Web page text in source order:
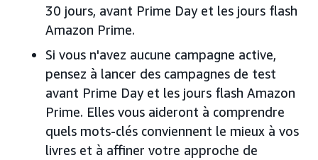
30 jours, avant Prime Day et les jours flash
Amazon Prime.
Si vous n'avez aucune campagne active,
pensez à lancer des campagnes de test
avant Prime Day et les jours flash Amazon
Prime. Elles vous aideront à comprendre
quels mots-clés conviennent le mieux à vos
livres et à affiner votre approche de